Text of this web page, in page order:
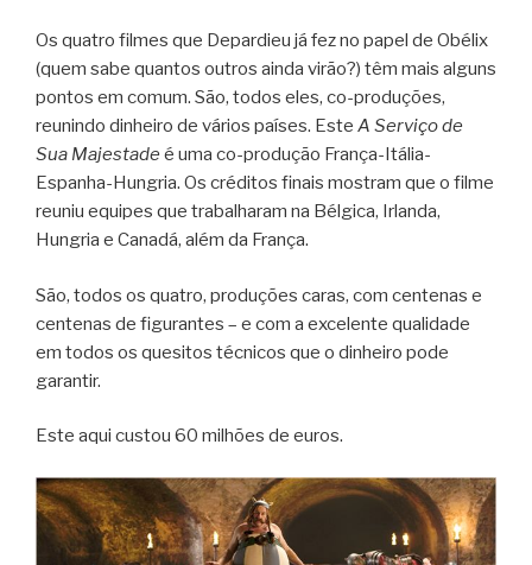
Os quatro filmes que Depardieu já fez no papel de Obélix
(quem sabe quantos outros ainda virão?) têm mais alguns
pontos em comum. São, todos eles, co-produções,
reunindo dinheiro de vários países. Este A Serviço de
Sua Majestade é uma co-produção França-Itália-
Espanha-Hungria. Os créditos finais mostram que o filme
reuniu equipes que trabalharam na Bélgica, Irlanda,
Hungria e Canadá, além da França.
São, todos os quatro, produções caras, com centenas e
centenas de figurantes – e com a excelente qualidade
em todos os quesitos técnicos que o dinheiro pode
garantir.
Este aqui custou 60 milhões de euros.